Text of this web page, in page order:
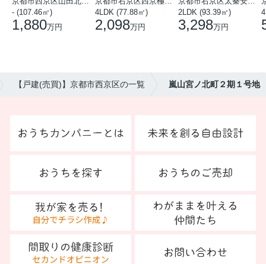
- (107.46㎡)
1,880万円
4LDK (77.88㎡)
2,098万円
2LDK (93.39㎡)
3,298万円
【戸建(売買)】京都市西京区の一覧 嵐山宮ノ北町２期１号地